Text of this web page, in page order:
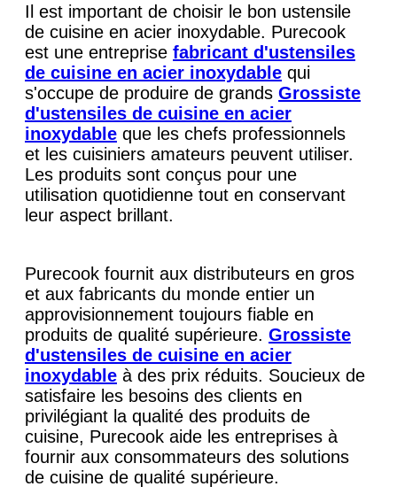
Il est important de choisir le bon ustensile
de cuisine en acier inoxydable. Purecook
est une entreprise fabricant d'ustensiles
de cuisine en acier inoxydable qui
s'occupe de produire de grands Grossiste
d'ustensiles de cuisine en acier
inoxydable que les chefs professionnels
et les cuisiniers amateurs peuvent utiliser.
Les produits sont conçus pour une
utilisation quotidienne tout en conservant
leur aspect brillant.
Purecook fournit aux distributeurs en gros
et aux fabricants du monde entier un
approvisionnement toujours fiable en
produits de qualité supérieure. Grossiste
d'ustensiles de cuisine en acier
inoxydable à des prix réduits. Soucieux de
satisfaire les besoins des clients en
privilégiant la qualité des produits de
cuisine, Purecook aide les entreprises à
fournir aux consommateurs des solutions
de cuisine de qualité supérieure.